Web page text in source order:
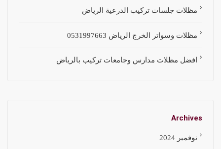
مظلات جلسات تركيب الدرعية الرياض
مظلات وسواتر الخرج الرياض 0531997663
افضل مظلات مدارس وجامعات تركيب بالرياض
Archives
نوفمبر 2024